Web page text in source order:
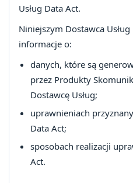
Usług Data Act.
Niniejszym Dostawca
informacje o:
danych, które są
przez Produkty
Dostawcę Usług;
uprawnieniach
Data Act;
sposobach realizacji
Act.